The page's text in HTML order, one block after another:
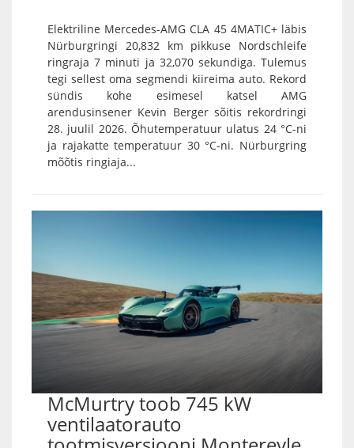
Elektriline Mercedes-AMG CLA 45 4MATIC+ läbis
Nürburgringi 20,832 km pikkuse Nordschleife
ringraja 7 minuti ja 32,070 sekundiga. Tulemus
tegi sellest oma segmendi kiireima auto. Rekord
sündis kohe esimesel katsel AMG
arendusinsener Kevin Berger sõitis rekordringi
28. juulil 2026. Õhutemperatuur ulatus 24 °C-ni
ja rajakatte temperatuur 30 °C-ni. Nürburgring
mõõtis ringiaja...
McMurtry toob 745 kW
ventilaatorauto